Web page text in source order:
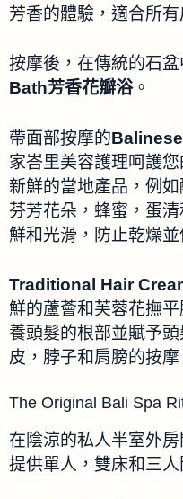
芳香的體驗，適合所有
按摩後，在傳統的石盆
Bath芳香花瓣浴。
帶面部按摩的
家峇里美容護理呵護
新鮮的當地產品，例
芬芳花朵，蜂蜜，蛋
鮮和光滑，防止乾燥並
Traditional Hair
鮮的蘆薈和芙蓉花撫
養頭髮的根部並賦予
皮，脖子和肩膀的按摩
The Original Bali Spa
在陰涼的私人半室外
提供單人，雙床和三